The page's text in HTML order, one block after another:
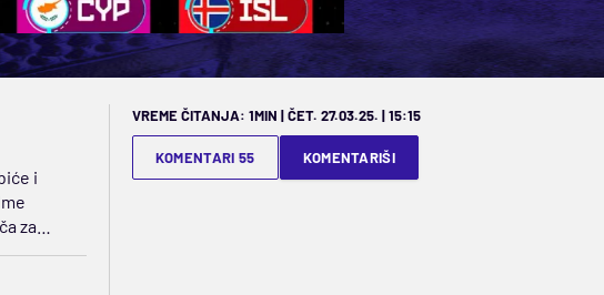
i
za
požar
VREME ČITANJA: 1MIN | ČET. 27.03.25. | 15:15
KOMENTARI 55 KOMENTARIŠI